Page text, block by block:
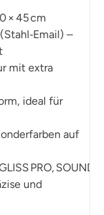
× 45 cm
–
mit extra
ideal für
auf
PRO,
und